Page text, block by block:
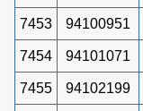
7453 94100951
7454 94101071
7455 94102199